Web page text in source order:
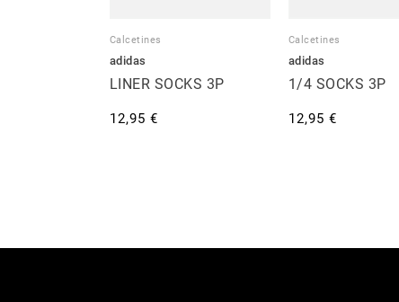
Calcetines
adidas
LINER SOCKS 3P
12,95 €
Calcetines
adidas
1/4 SOCKS 3P
12,95 €